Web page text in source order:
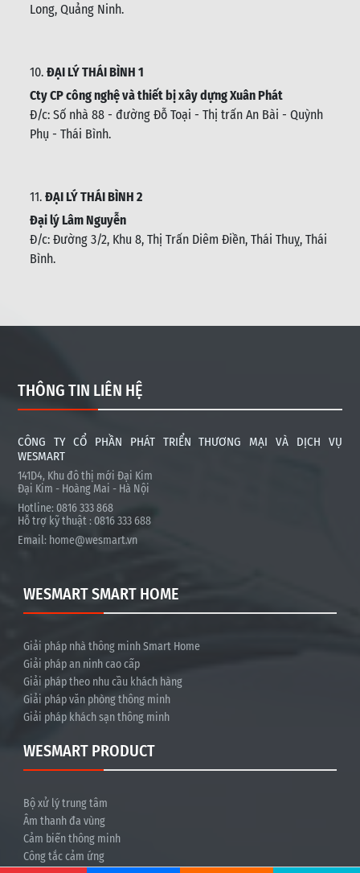
Long, Quảng Ninh.
10. ĐẠI LÝ THÁI BÌNH 1
Cty CP công nghệ và thiết bị xây dựng Xuân Phát
Đ/c: Số nhà 88 - đường Đỗ Toại - Thị trấn An Bài - Quỳnh
Phụ - Thái Bình.
11. ĐẠI LÝ THÁI BÌNH 2
Đại lý Lâm Nguyễn
Đ/c: Đường 3/2, Khu 8, Thị Trấn Diêm Điền, Thái Thuỵ, Thái
Bình.
THÔNG TIN LIÊN HỆ
CÔNG TY CỔ PHẦN PHÁT TRIỂN THƯƠNG MẠI VÀ DỊCH VỤ
WESMART
141D4, Khu đô thị mới Đại Kim
Đại Kim - Hoàng Mai - Hà Nội
Hotline: 0816 333 868
Hỗ trợ kỹ thuật : 0816 333 688
Email: home@wesmart.vn
WESMART SMART HOME
Giải pháp nhà thông minh Smart Home
Giải pháp an ninh cao cấp
Giải pháp theo nhu cầu khách hàng
Giải pháp văn phòng thông minh
Giải pháp khách sạn thông minh
WESMART PRODUCT
Bộ xử lý trung tâm
Âm thanh đa vùng
Cảm biến thông minh
Công tắc cảm ứng